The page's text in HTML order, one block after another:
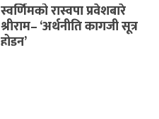
स्वर्णिमको रास्वपा प्रवेशबारे
श्रीराम– ‘अर्थनीति कागजी सूत्र
होइन’